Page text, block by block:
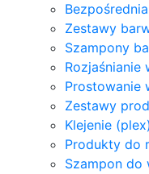
Zestawy
Szampony
Rozjaśnianie
Prostowanie
Zestawy
Klejenie
Produkty do
Szampon do